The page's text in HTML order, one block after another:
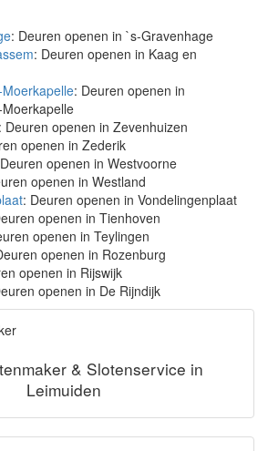
: Deuren openen in `s-Gravenhage
: Deuren openen in Kaag en
: Deuren openen in
: Deuren openen in Zevenhuizen
openen in Zederik
openen in Westvoorne
openen in Westland
: Deuren openen in Vondelingenplaat
openen in Tienhoven
openen in Teylingen
openen in Rozenburg
openen in Rijswijk
openen in De Rijndijk
& Slotenservice in
Leimuiden